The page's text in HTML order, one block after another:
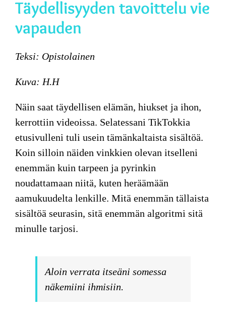
Täydellisyyden tavoittelu vie
vapauden
Teksi: Opistolainen
Kuva: H.H
Näin saat täydellisen elämän, hiukset ja ihon,
kerrottiin videoissa. Selatessani TikTokkia
etusivulleni tuli usein tämänkaltaista sisältöä.
Koin silloin näiden vinkkien olevan itselleni
enemmän kuin tarpeen ja pyrinkin
noudattamaan niitä, kuten heräämään
aamukuudelta lenkille. Mitä enemmän tällaista
sisältöä seurasin, sitä enemmän algoritmi sitä
minulle tarjosi.
Aloin verrata itseäni somessa
näkemiini ihmisiin.